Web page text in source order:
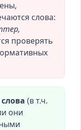
слова:
проверять
(в т.ч.
они